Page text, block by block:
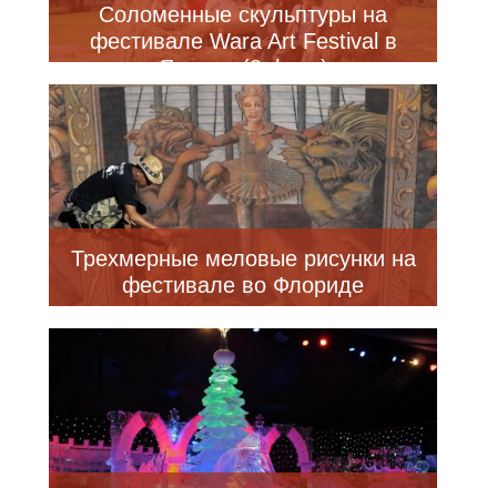
Соломенные скульптуры на
фестивале Wara Art Festival в
Японии (8 фото)
Трехмерные меловые рисунки на
фестивале во Флориде